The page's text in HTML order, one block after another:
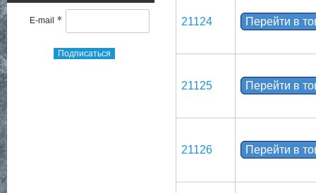
E-mail *
Подписаться
21124 Перейти в
21125 Перейти в
21126 Перейти в